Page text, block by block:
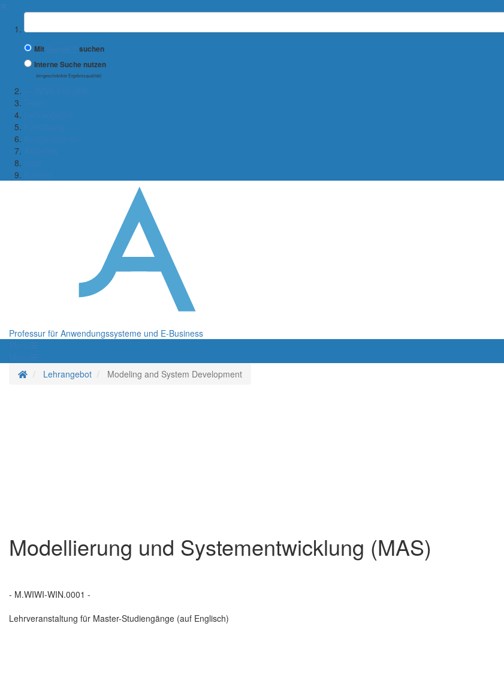
Suchbegriff
Mit
suchen
Interne Suche nutzen
(eingeschränkte Ergebnisqualität)
Professur für Anwendungssysteme und E-Business
StartseiteLehrangebot Modeling and System Development
Modellierung und Systementwicklung (MAS)
- M.WIWI-WIN.0001 -
Lehrveranstaltung für Master-Studiengänge (auf Englisch)